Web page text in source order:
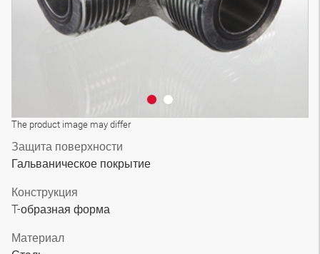
The product image may differ
Защита поверхности
Гальваническое покрытие
Конструкция
T-образная форма
Материал